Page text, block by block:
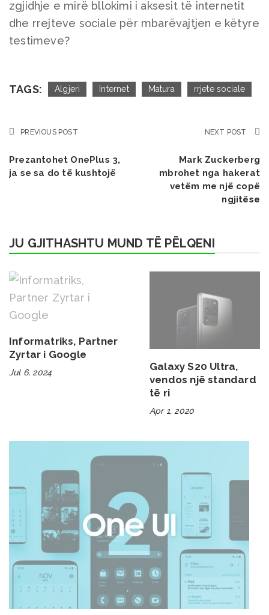
zgjidhje e mirë bllokimi i aksesit të internetit
dhe rrejteve sociale për mbarëvajtjen e këtyre
testimeve?
TAGS: Algjeri Internet Matura rrjete sociale
PREVIOUS POST
Prezantohet OnePlus 3,
ja se sa do të kushtojë
NEXT POST
Mark Zuckerberg
mbrohet nga hakerat
vetëm me një copë
ngjitëse
JU GJITHASHTU MUND TË PËLQENI
Informatriks, Partner
Zyrtar i Google
Jul 6, 2024
Galaxy S20 Ultra,
vendos një standard
të ri
Apr 1, 2020